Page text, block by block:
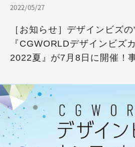
2022/05/27
［お知らせ］デザインビズの
『CGWORLDデザインビズ
2022夏』が7月8日に開催！